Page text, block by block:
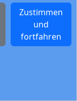
Zustimmen
und
fortfahren